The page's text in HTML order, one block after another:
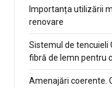
Importanța utilizării
renovare
Sistemul de tencuieli
fibră de lemn pentru
Amenajări coerente.